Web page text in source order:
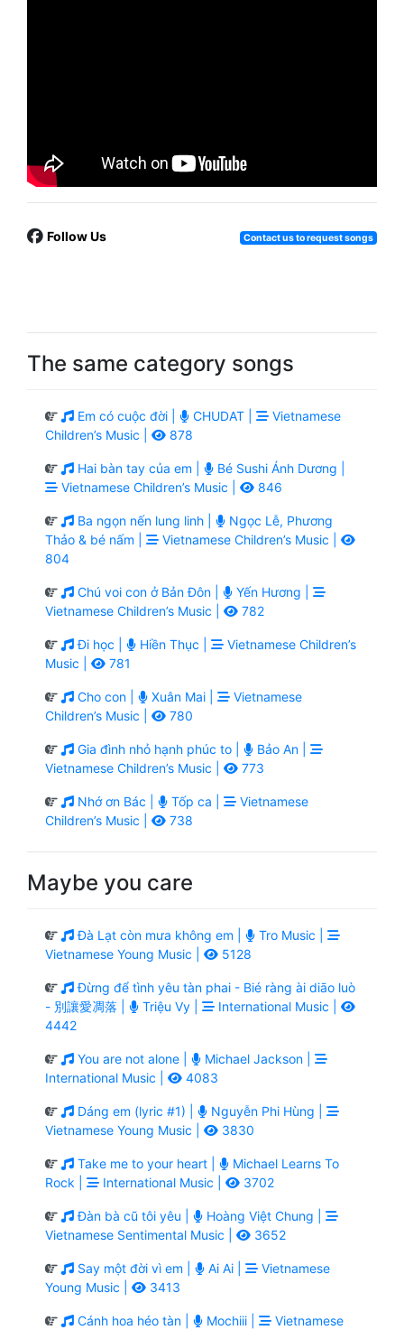
Follow Us Contact us to request songs
The same category songs
Em có cuộc đời | CHUDAT |
Vietnamese
Children’s Music |
878
Hai bàn tay của em |
Bé Sushi Ánh Dương |
Vietnamese Children’s Music |
846
Ba ngọn nến lung linh |
Ngọc Lễ, Phương
Thảo & bé nấm |
Vietnamese Children’s Music |
804
Chú voi con ở Bản Đôn |
Yến Hương |
Vietnamese Children’s Music |
782
Đi học | Hiền Thục |
Vietnamese Children’s
Music |
781
Cho con | Xuân Mai |
Vietnamese
Children’s Music |
780
Gia đình nhỏ hạnh phúc to |
Bảo An |
Vietnamese Children’s Music |
773
Nhớ ơn Bác | Tốp ca |
Vietnamese
Children’s Music |
738
Maybe you care
Đà Lạt còn mưa không em |
Tro Music |
Vietnamese Young Music |
5128
Đừng để tình yêu tàn phai - Bié ràng ài diāo luò
- 別讓愛凋落 |
Triệu Vy |
International Music |
4442
You are not alone |
Michael Jackson |
International Music |
4083
Dáng em (lyric #1) |
Nguyễn Phi Hùng |
Vietnamese Young Music |
3830
Take me to your heart |
Michael Learns To
Rock |
International Music | 3702
Đàn bà cũ tôi yêu |
Hoàng Việt Chung |
Vietnamese Sentimental Music |
3652
Say một đời vì em | Ai Ai |
Vietnamese
Young Music |
3413
Cánh hoa héo tàn | Mochiii |
Vietnamese